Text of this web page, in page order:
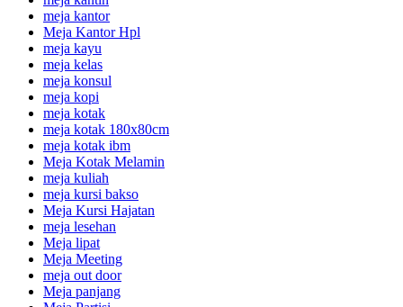
meja kantor
Meja Kantor Hpl
meja kayu
meja kelas
meja konsul
meja kopi
meja kotak
meja kotak 180x80cm
meja kotak ibm
Meja Kotak Melamin
meja kuliah
meja kursi bakso
Meja Kursi Hajatan
meja lesehan
Meja lipat
Meja Meeting
meja out door
Meja panjang